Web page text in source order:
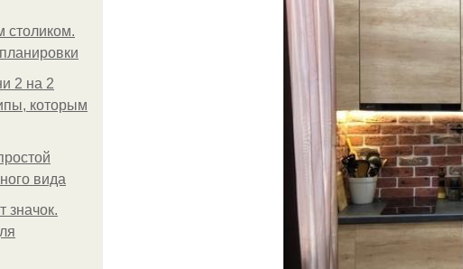
столиком.
2 на 2
которым
вида
значок.